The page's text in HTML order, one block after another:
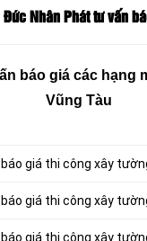
Đức Nhân Phát tư vấn
báo giá các hạng
Vũng Tàu
giá thi công xây
giá thi công xây
giá thi công xây